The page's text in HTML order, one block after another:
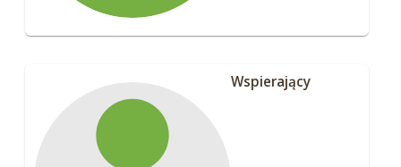
Wspierający